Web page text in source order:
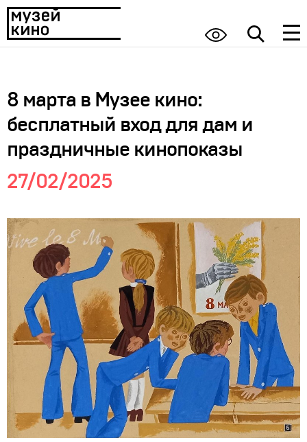
8 марта в Музее кино:
бесплатный вход для дам и
праздничные кинопоказы
27/02/2025